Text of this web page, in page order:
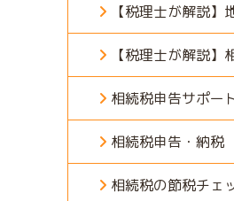
【税理士が解説
【税理士が解説
相続税申告サポー
相続税申告・納税
相続税の節税チェ